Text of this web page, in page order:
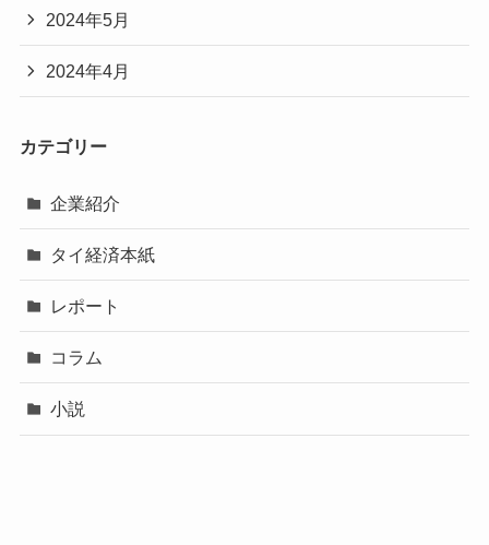
2024年5月
2024年4月
カテゴリー
企業紹介
タイ経済本紙
レポート
コラム
小説